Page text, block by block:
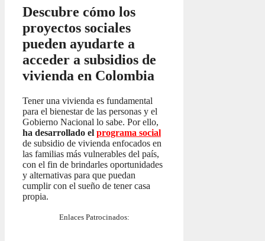
Descubre cómo los
proyectos sociales
pueden ayudarte a
acceder a subsidios de
vivienda en Colombia
Tener una vivienda es fundamental
para el bienestar de las personas y el
Gobierno Nacional lo sabe. Por ello,
ha desarrollado el programa social
de subsidio de vivienda enfocados en
las familias más vulnerables del país,
con el fin de brindarles oportunidades
y alternativas para que puedan
cumplir con el sueño de tener casa
propia.
Enlaces Patrocinados: